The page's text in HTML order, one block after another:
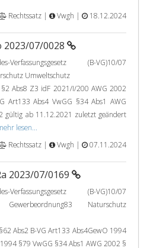
Rechtssatz |
Vwgh | 18.12.2024
2023/07/0028
(B-VG)10/07
Umweltschutz
Abs8 Z3 idF 2021/I/200 AWG 2002
Art133 Abs4 VwGG §34 Abs1 AWG
gültig ab 11.12.2021 zuletzt geändert
lesen...
Rechtssatz |
Vwgh | 07.11.2024
2023/07/0169
(B-VG)10/07
Gewerbeordnung83 Naturschutz
Abs2 B-VG Art133 Abs4GewO 1994
§79 VwGG §34 Abs1 AWG 2002 §